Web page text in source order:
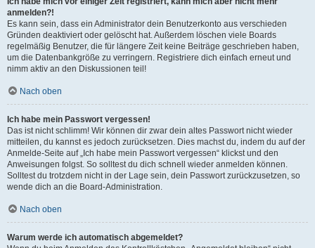
anmelden?!
Es kann sein, dass ein Administrator dein Benutzerkonto aus verschieden
Gründen deaktiviert oder gelöscht hat. Außerdem löschen viele Boards
regelmäßig Benutzer, die für längere Zeit keine Beiträge geschrieben haben,
um die Datenbankgröße zu verringern. Registriere dich einfach erneut und
nimm aktiv an den Diskussionen teil!
Nach oben
Ich habe mein Passwort vergessen!
Das ist nicht schlimm! Wir können dir zwar dein altes Passwort nicht wieder
mitteilen, du kannst es jedoch zurücksetzen. Dies machst du, indem du auf der
Anmelde-Seite auf „Ich habe mein Passwort vergessen“ klickst und den
Anweisungen folgst. So solltest du dich schnell wieder anmelden können.
Solltest du trotzdem nicht in der Lage sein, dein Passwort zurückzusetzen, so
wende dich an die Board-Administration.
Nach oben
Warum werde ich automatisch abgemeldet?